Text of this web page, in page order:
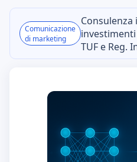
Tool
Online
Knowledge
Chi Siamo
Comunicazione
di marketing
TUF e Reg.